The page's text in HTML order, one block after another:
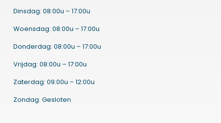
Dinsdag: 08:00u – 17:00u
Woensdag: 08:00u – 17:00u
Donderdag: 08:00u – 17:00u
Vrijdag: 08:00u – 17:00u
Zaterdag: 09:00u – 12:00u
Zondag: Gesloten